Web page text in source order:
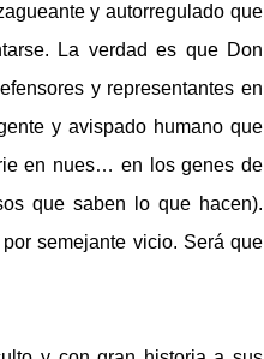
y autorregulado que
La verdad es que Don
y representantes en
y avispado humano que
en nues… en los genes de
que saben lo que hacen).
semejante vicio. Será que